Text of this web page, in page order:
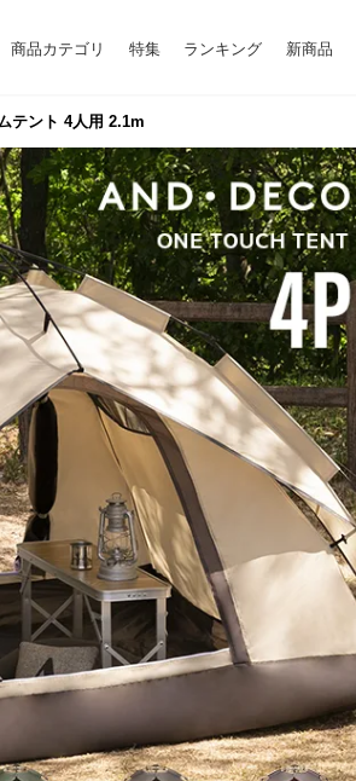
商品カテゴリ 特集 ランキング 新商品
テント 4人用 2.1m